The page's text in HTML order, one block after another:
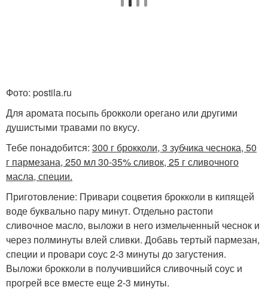
Фото: postila.ru
Для аромата посыпь брокколи орегано или другими
душистыми травами по вкусу.
Тебе понадобится: 300 г брокколи, 3 зубчика чеснока, 50
г пармезана, 250 мл 30-35% сливок, 25 г сливочного
масла, специи.
Приготовление: Привари соцветия брокколи в кипящей
воде буквально пару минут. Отдельно растопи
сливочное масло, выложи в него измельченный чеснок и
через полминуты влей сливки. Добавь тертый пармезан,
специи и провари соус 2-3 минуты до загустения.
Выложи брокколи в получившийся сливочный соус и
прогрей все вместе еще 2-3 минуты.